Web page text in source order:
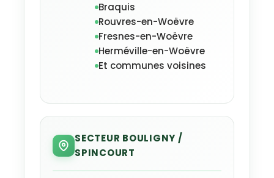
Braquis
Rouvres-en-Woëvre
Fresnes-en-Woëvre
Herméville-en-Woëvre
Et communes voisines
SECTEUR BOULIGNY /
SPINCOURT